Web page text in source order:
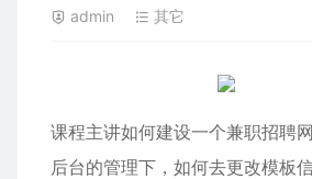
admin 其它
课程主讲如何建设一个兼职招聘
后台的管理下，如何去更改模板